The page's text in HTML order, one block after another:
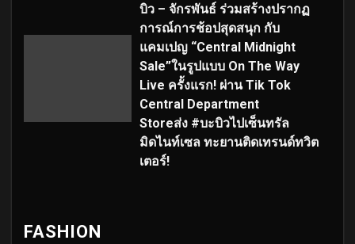
บิว – จักรพันธ์ ร่วมสร้างปรากฏ
การณ์การช้อปสุดสนุก กับ
แคมเปญ “Central Midnight
Sale”ในรูปแบบ On The Way
Live ครั้งแรก! ผ่าน Tik Tok
Central Department
Storeส่ง #บะบิวไปเซ็นทรัล
มิดไนท์เซล ทะยานติดเทรนด์ทวิต
เตอร์!
FASHION